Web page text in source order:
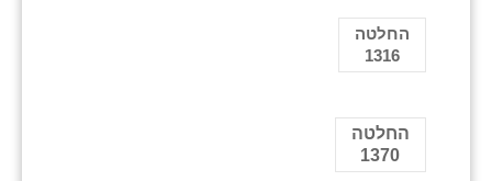
החלטה
1316
החלטה
1370